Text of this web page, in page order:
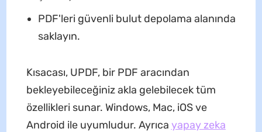
PDF'leri güvenli bulut depolama alanında
saklayın.
Kısacası, UPDF, bir PDF aracından
bekleyebileceğiniz akla gelebilecek tüm
özellikleri sunar. Windows, Mac, iOS ve
Android ile uyumludur. Ayrıca yapay zeka